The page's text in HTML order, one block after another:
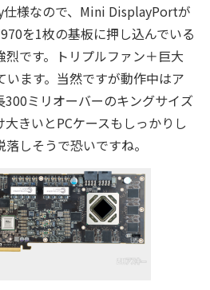
様なので、Mini DisplayPortが
を1枚の基板に押し込んでいる
です。トリプルファン＋巨大
います。当然ですが動作中はア
300ミリオーバーのキングサイズ
きいとPCケースもしっかりし
しそうで恐いですね。